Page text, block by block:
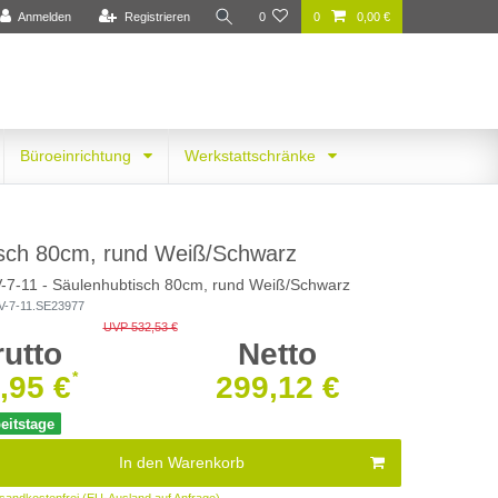
Anmelden Registrieren 0 0 0,00 €
Büroeinrichtung Werkstattschränke
80cm, rund Weiß/Schwarz
7-11 - Säulenhubtisch 80cm, rund Weiß/Schwarz
7-11.SE23977
UVP 532,53 €
Netto
€
* 299,12 €
In den Warenkorb